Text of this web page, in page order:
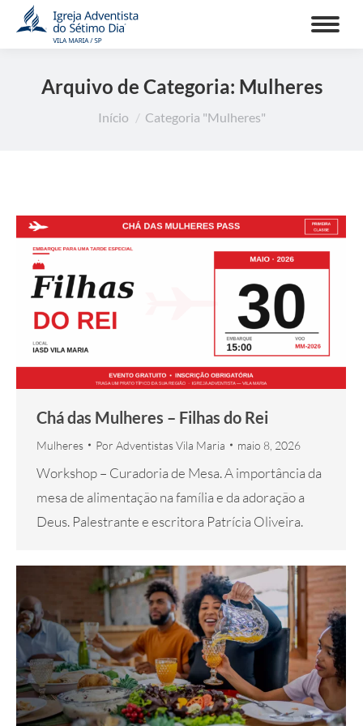
Arquivo de Categoria: Mulheres
Você está aqui:
Início Categoria "Mulheres"
Chá das Mulheres – Filhas do Rei
Mulheres Por Adventistas Vila Maria maio 8, 2026
Workshop – Curadoria de Mesa. A importância da
mesa de alimentação na família e da adoração a
Deus. Palestrante e escritora Patrícia Oliveira.